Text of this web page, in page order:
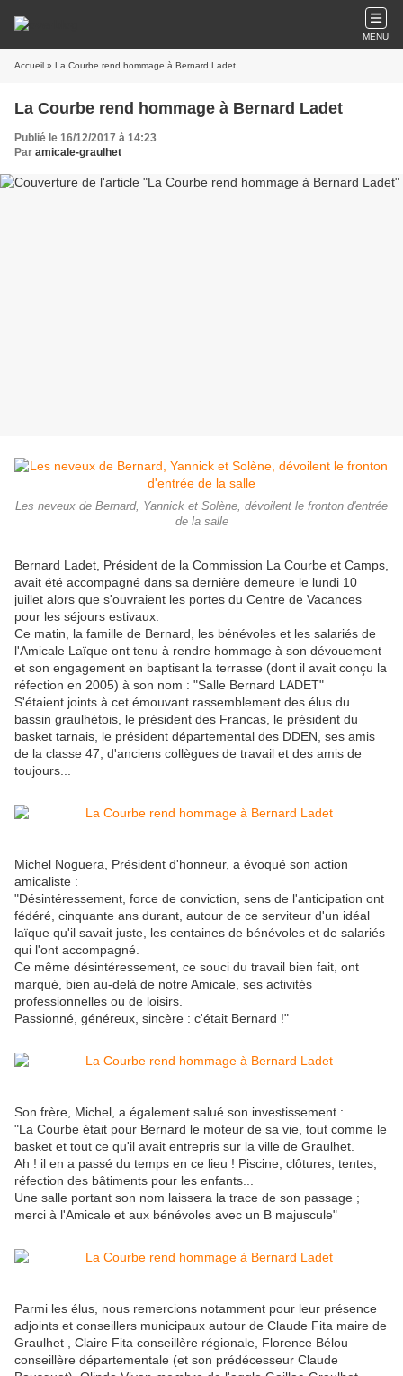
MENU
Accueil » La Courbe rend hommage à Bernard Ladet
La Courbe rend hommage à Bernard Ladet
Publié le 16/12/2017 à 14:23
Par amicale-graulhet
Les neveux de Bernard, Yannick et Solène, dévoilent le fronton d'entrée
de la salle
Bernard Ladet, Président de la Commission La Courbe et Camps,
avait été accompagné dans sa dernière demeure le lundi 10
juillet alors que s'ouvraient les portes du Centre de Vacances
pour les séjours estivaux.
Ce matin, la famille de Bernard, les bénévoles et les salariés de
l'Amicale Laïque ont tenu à rendre hommage à son dévouement
et son engagement en baptisant la terrasse (dont il avait conçu la
réfection en 2005) à son nom : "Salle Bernard LADET"
S'étaient joints à cet émouvant rassemblement des élus du
bassin graulhétois, le président des Francas, le président du
basket tarnais, le président départemental des DDEN, ses amis
de la classe 47, d'anciens collègues de travail et des amis de
toujours...
Michel Noguera, Président d'honneur, a évoqué son action
amicaliste :
"Désintéressement, force de conviction, sens de l'anticipation ont
fédéré, cinquante ans durant, autour de ce serviteur d'un idéal
laïque qu'il savait juste, les centaines de bénévoles et de salariés
qui l'ont accompagné.
Ce même désintéressement, ce souci du travail bien fait, ont
marqué, bien au-delà de notre Amicale, ses activités
professionnelles ou de loisirs.
Passionné, généreux, sincère : c'était Bernard !"
Son frère, Michel, a également salué son investissement :
"La Courbe était pour Bernard le moteur de sa vie, tout comme le
basket et tout ce qu'il avait entrepris sur la ville de Graulhet.
Ah ! il en a passé du temps en ce lieu ! Piscine, clôtures, tentes,
réfection des bâtiments pour les enfants...
Une salle portant son nom laissera la trace de son passage ;
merci à l'Amicale et aux bénévoles avec un B majuscule"
Parmi les élus, nous remercions notamment pour leur présence
adjoints et conseillers municipaux autour de Claude Fita maire de
Graulhet , Claire Fita conseillère régionale, Florence Bélou
conseillère départementale (et son prédécesseur Claude